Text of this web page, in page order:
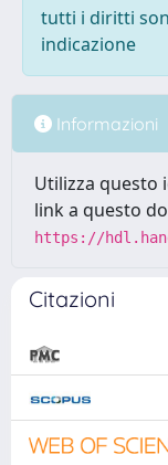
tutti i diritti
indicazione
Informazioni
Utilizza questo
link a questo
https://
Citazioni